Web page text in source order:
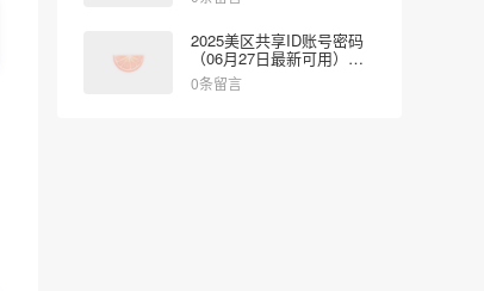
2025美区共享ID账号密码
（06月27日最新可用）免
费登录App Store
0条留言